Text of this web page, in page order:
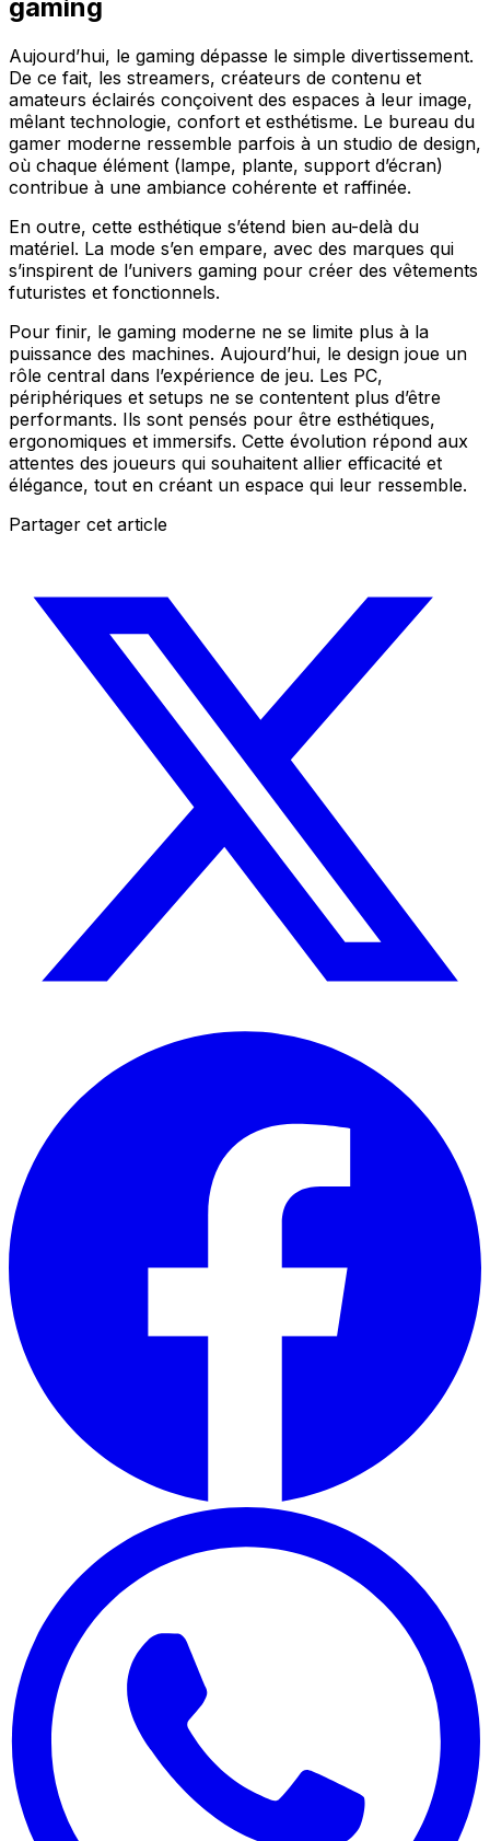
gaming
Aujourd’hui, le gaming dépasse le simple divertissement.
De ce fait, les streamers, créateurs de contenu et
amateurs éclairés conçoivent des espaces à leur image,
mêlant technologie, confort et esthétisme. Le bureau du
gamer moderne ressemble parfois à un studio de design,
où chaque élément (lampe, plante, support d’écran)
contribue à une ambiance cohérente et raffinée.
En outre, cette esthétique s’étend bien au-delà du
matériel. La mode s’en empare, avec des marques qui
s’inspirent de l’univers gaming pour créer des vêtements
futuristes et fonctionnels.
Pour finir, le gaming moderne ne se limite plus à la
puissance des machines. Aujourd’hui, le design joue un
rôle central dans l’expérience de jeu. Les PC,
périphériques et setups ne se contentent plus d’être
performants. Ils sont pensés pour être esthétiques,
ergonomiques et immersifs. Cette évolution répond aux
attentes des joueurs qui souhaitent allier efficacité et
élégance, tout en créant un espace qui leur ressemble.
Partager cet article